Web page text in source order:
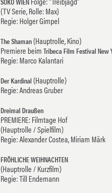
(TV Serie, Rolle: Max)
Regie: Holger Gimpel
The Shaman(Hauptrolle, Kino)
Premiere beimTribeca Film Festival New
Regie: Marco Kalantari
Der Kardinal(Hauptrolle)
Regie: Andreas Gruber
Dreimal Draußen
PREMIERE: Filmtage Hof
(Hauptrolle / Spielfilm)
Regie: Alexander Costea, Miriam Märk
FRÖHLICHE WEIHNACHTEN
(Hauptrolle / Kurzfilm)
Regie: Till Endemann